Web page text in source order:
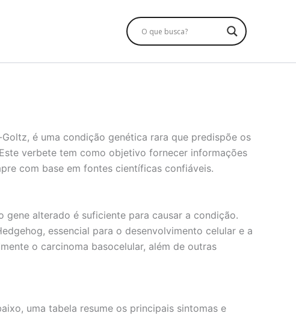
é uma condição genética rara que predispõe os
verbete tem como objetivo fornecer informações
com base em fontes científicas confiáveis.
alterado é suficiente para causar a condição.
essencial para o desenvolvimento celular e a
o carcinoma basocelular, além de outras
uma tabela resume os principais sintomas e